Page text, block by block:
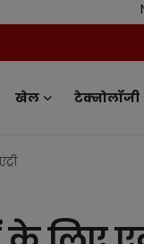
News Tv
खेल टेक्नोलॉजी